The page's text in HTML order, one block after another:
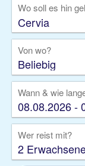
Rundreise
Gruppenreise
Wo soll es hin
Von wo?
Beliebig
Wann & wie
08.08.2026 -
Wer reist mit?
2